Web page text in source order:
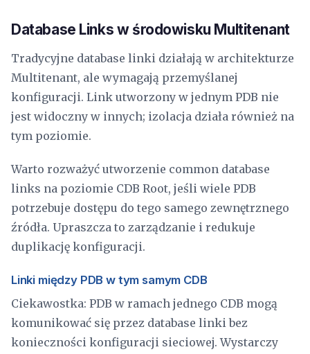
Database Links w środowisku Multitenant
Tradycyjne database linki działają w architekturze
Multitenant, ale wymagają przemyślanej
konfiguracji. Link utworzony w jednym PDB nie
jest widoczny w innych; izolacja działa również na
tym poziomie.
Warto rozważyć utworzenie common database
links na poziomie CDB Root, jeśli wiele PDB
potrzebuje dostępu do tego samego zewnętrznego
źródła. Upraszcza to zarządzanie i redukuje
duplikację konfiguracji.
Linki między PDB w tym samym CDB
Ciekawostka: PDB w ramach jednego CDB mogą
komunikować się przez database linki bez
konieczności konfiguracji sieciowej. Wystarczy